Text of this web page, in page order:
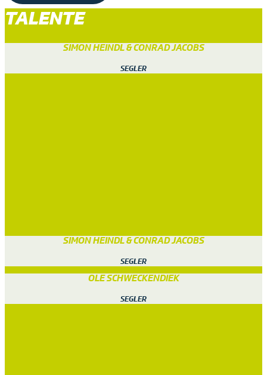
TALENTE
SIMON HEINDL & CONRAD JACOBS
SEGLER
SIMON HEINDL & CONRAD JACOBS
SEGLER
OLE SCHWECKENDIEK
SEGLER